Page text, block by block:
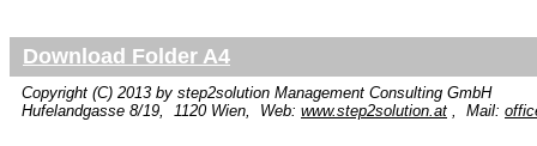
Download Folder A4
Copyright (C) 2013 by step2solution Management Consulting GmbH
Hufelandgasse 8/19, 1120 Wien, Web: www.step2solution.at , Mail: